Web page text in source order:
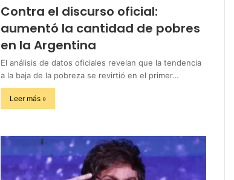
Contra el discurso oficial:
aumentó la cantidad de pobres
en la Argentina
El análisis de datos oficiales revelan que la tendencia
a la baja de la pobreza se revirtió en el primer…
Leer más »